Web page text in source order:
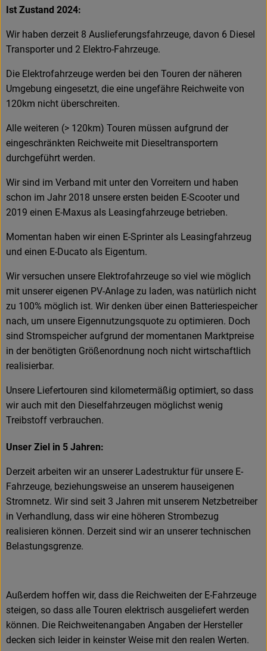
Frischetheke
Natukostwaren
Tiernahrung
So geht’s
Über uns
Rezepte
Ist Zustand 2024:
Wir haben derzeit 8 Auslieferungsfahrzeuge, davon 6 Diesel
Transporter und 2 Elektro-Fahrzeuge.
Die Elektrofahrzeuge werden bei den Touren der näheren
Umgebung eingesetzt, die eine ungefähre Reichweite von
120km nicht überschreiten.
Alle weiteren (> 120km) Touren müssen aufgrund der
eingeschränkten Reichweite mit Dieseltransportern
durchgeführt werden.
Wir sind im Verband mit unter den Vorreitern und haben
schon im Jahr 2018 unsere ersten beiden E-Scooter und
2019 einen E-Maxus als Leasingfahrzeuge betrieben.
Momentan haben wir einen E-Sprinter als Leasingfahrzeug
und einen E-Ducato als Eigentum.
Wir versuchen unsere Elektrofahrzeuge so viel wie möglich
mit unserer eigenen PV-Anlage zu laden, was natürlich nicht
zu 100% möglich ist. Wir denken über einen Batteriespeicher
nach, um unsere Eigennutzungsquote zu optimieren. Doch
sind Stromspeicher aufgrund der momentanen Marktpreise
in der benötigten Größenordnung noch nicht wirtschaftlich
realisierbar.
Unsere Liefertouren sind kilometermäßig optimiert, so dass
wir auch mit den Dieselfahrzeugen möglichst wenig
Treibstoff verbrauchen.
Unser Ziel in 5 Jahren:
Derzeit arbeiten wir an unserer Ladestruktur für unsere E-
Fahrzeuge, beziehungsweise an unserem hauseigenen
Stromnetz. Wir sind seit 3 Jahren mit unserem Netzbetreiber
in Verhandlung, dass wir eine höheren Strombezug
realisieren können. Derzeit sind wir an unserer technischen
Belastungsgrenze.
Außerdem hoffen wir, dass die Reichweiten der E-Fahrzeuge
steigen, so dass alle Touren elektrisch ausgeliefert werden
können. Die Reichweitenangaben Angaben der Hersteller
decken sich leider in keinster Weise mit den realen Werten.